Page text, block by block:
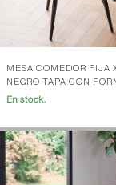
MESA COMEDOR FIJA
NEGRO TAPA CON
En stock.